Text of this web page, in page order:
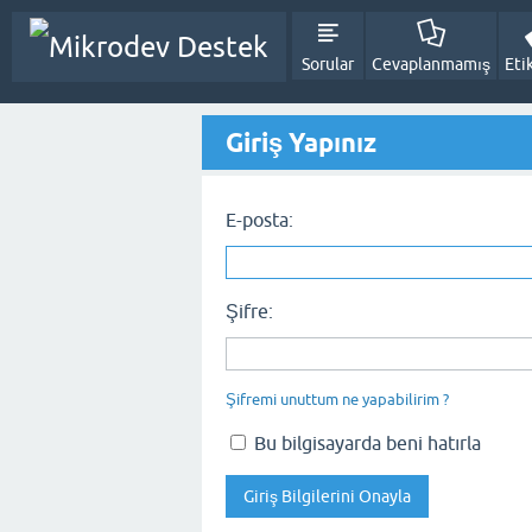
Sorular Cevaplanmamış
Giriş Yapınız
E-posta:
Şifre:
Şifremi unuttum ne yapabilirim ?
Bu bilgisayarda beni hatırla